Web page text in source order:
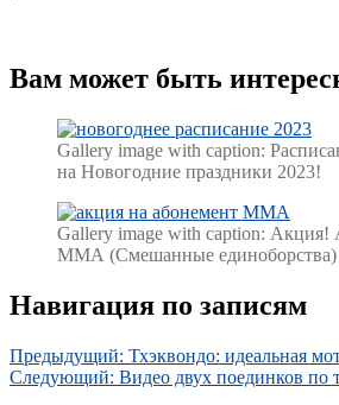
Вам может быть
Gallery image with caption:
на Новогодние праздники 2023!
Gallery image with caption: Акция!
ММА (Смешанные единоборства)
Навигация по записям
Предыдущий: Тхэквондо: идеальная
Следующий: Видео двух поединков по